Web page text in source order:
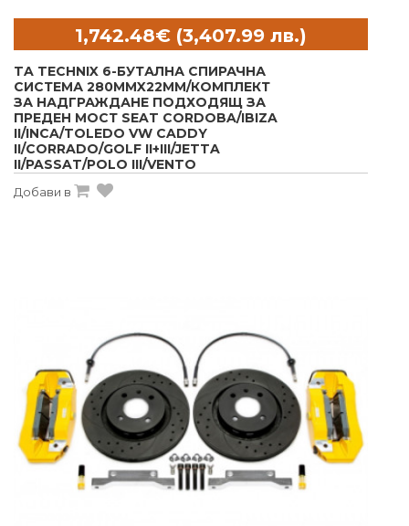
TA TECHNIX 6-БУТАЛНА СПИРАЧНА
СИСТЕМА 280MMX22MM/КОМПЛЕКТ
ЗА НАДГРАЖДАНЕ ПОДХОДЯЩ ЗА
ПРЕДЕН МОСТ SEAT CORDOBA/IBIZA
II/INCA/TOLEDO VW CADDY
II/CORRADO/GOLF II+III/JETTA
II/PASSAT/POLO III/VENTO
Добави в